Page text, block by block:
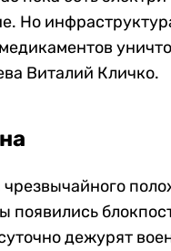
Но
Виталий Кличко.
появились
дежурят